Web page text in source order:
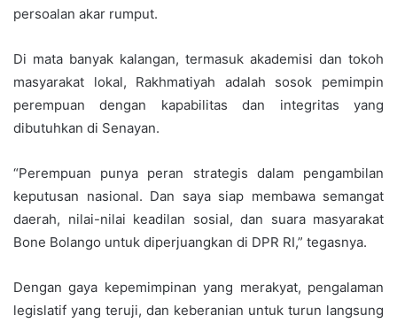
persoalan akar rumput.
Di mata banyak kalangan, termasuk akademisi dan tokoh
masyarakat lokal, Rakhmatiyah adalah sosok pemimpin
perempuan dengan kapabilitas dan integritas yang
dibutuhkan di Senayan.
“Perempuan punya peran strategis dalam pengambilan
keputusan nasional. Dan saya siap membawa semangat
daerah, nilai-nilai keadilan sosial, dan suara masyarakat
Bone Bolango untuk diperjuangkan di DPR RI,” tegasnya.
Dengan gaya kepemimpinan yang merakyat, pengalaman
legislatif yang teruji, dan keberanian untuk turun langsung